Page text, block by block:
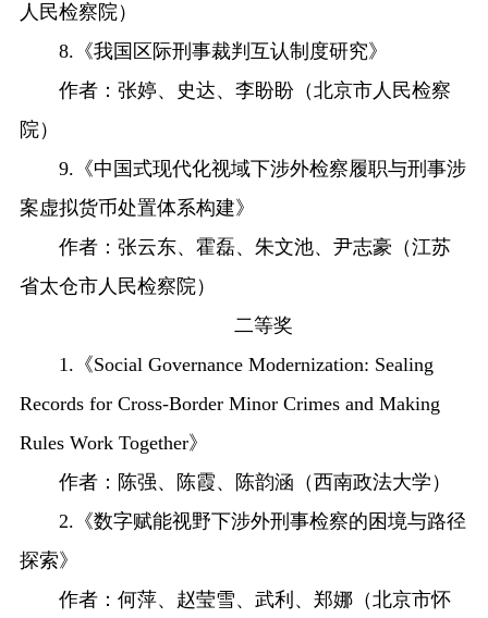
人民检察院）
8.《我国区际刑事裁判互认制度研究》
作者：张婷、史达、李盼盼（北京市人民检察
院）
9.《中国式现代化视域下涉外检察履职与刑事涉
案虚拟货币处置体系构建》
作者：张云东、霍磊、朱文池、尹志豪（江苏
省太仓市人民检察院）
二等奖
1.《Social Governance Modernization: Sealing
Records for Cross-Border Minor Crimes and Making
Rules Work Together》
作者：陈强、陈霞、陈韵涵（西南政法大学）
2.《数字赋能视野下涉外刑事检察的困境与路径
探索》
作者：何萍、赵莹雪、武利、郑娜（北京市怀